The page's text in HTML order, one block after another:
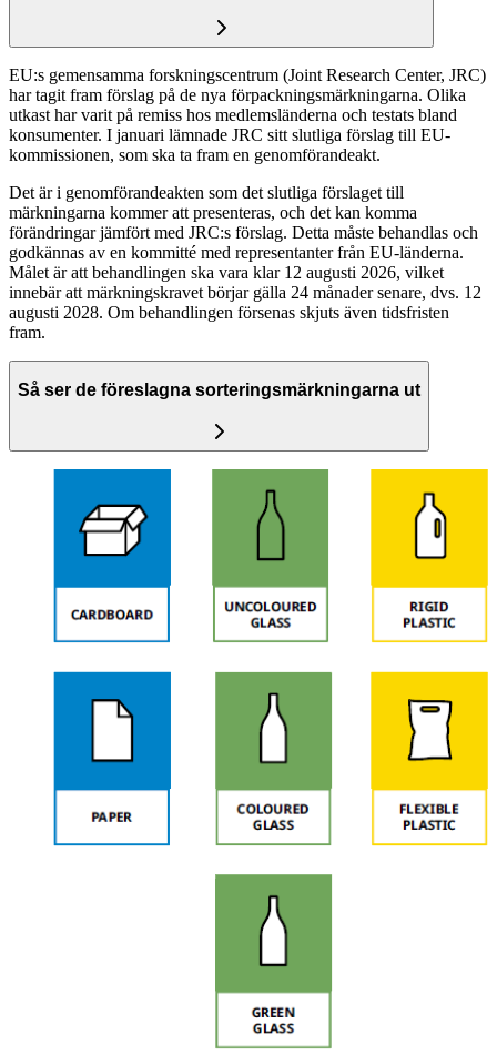
EU:s gemensamma forskningscentrum (Joint Research Center, JRC)
har tagit fram förslag på de nya förpackningsmärkningarna. Olika
utkast har varit på remiss hos medlemsländerna och testats bland
konsumenter. I januari lämnade JRC sitt slutliga förslag till EU-
kommissionen, som ska ta fram en genomförandeakt.
Det är i genomförandeakten som det slutliga förslaget till
märkningarna kommer att presenteras, och det kan komma
förändringar jämfört med JRC:s förslag. Detta måste behandlas och
godkännas av en kommitté med representanter från EU-länderna.
Målet är att behandlingen ska vara klar 12 augusti 2026, vilket
innebär att märkningskravet börjar gälla 24 månader senare, dvs. 12
augusti 2028. Om behandlingen försenas skjuts även tidsfristen
fram.
Så ser de föreslagna sorteringsmärkningarna ut